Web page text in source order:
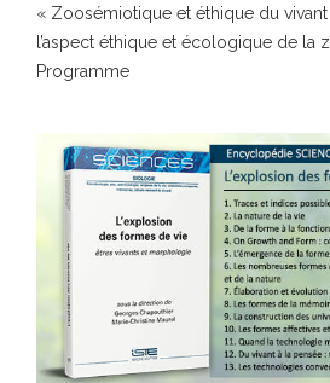
« Zoosémiotique et éthique du
l’aspect éthique et écologique de la
Programme